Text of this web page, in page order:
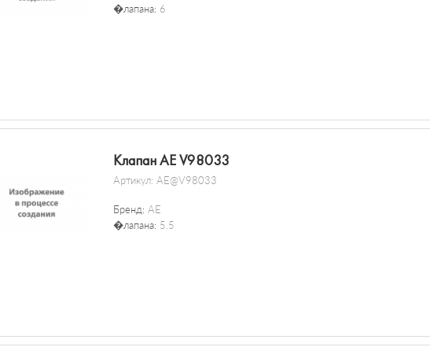
�лапана: 6
Клапан AE V98033
Артикул: AE@V98033
Бренд: AE
�лапана: 5.5